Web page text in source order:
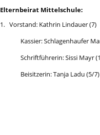
ElternbeiratMittelschule:
1. Vorstand: Kathrin
Kassier: Schlagenhaufer
Schriftführerin: Sissi Mayr
Beisitzerin: Tanja Ladu (5/7)